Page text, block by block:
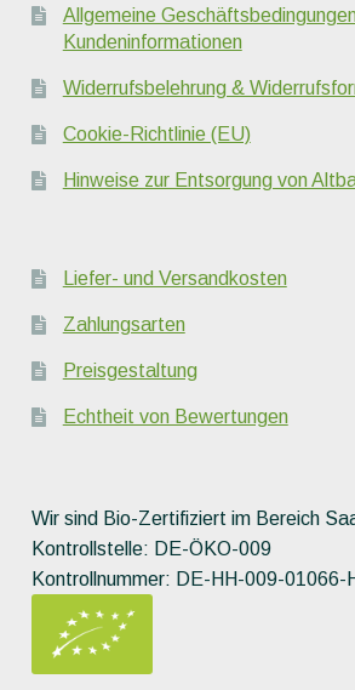
Allgemeine
Kundeninformationen
Widerrufsbelehrung &
Cookie-Richtlinie (EU)
Hinweise zur Entsorgung von
Liefer- und Versandkosten
Zahlungsarten
Preisgestaltung
Echtheit von Bewertungen
Wir sind Bio-Zertifiziert im Bereich
Kontrollstelle: DE-ÖKO-009
Kontrollnummer: DE-HH-009-01066-